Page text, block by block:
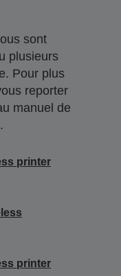
sont
plusieurs
Pour plus
reporter
manuel de
printer
printer